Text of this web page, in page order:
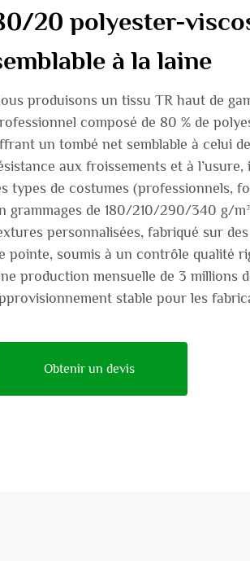
20 polyester-
à la laine
produisons un tissu TR haut de
composé de 80 % de
un tombé net semblable à celui
aux froissements et à
types de costumes (professionnels,
grammages de 180/210/290/340 g/
personnalisées, fabriqué sur
pointe, soumis à un contrôle qualité
production mensuelle de 3 millions
stable pour les
Obtenir un devis